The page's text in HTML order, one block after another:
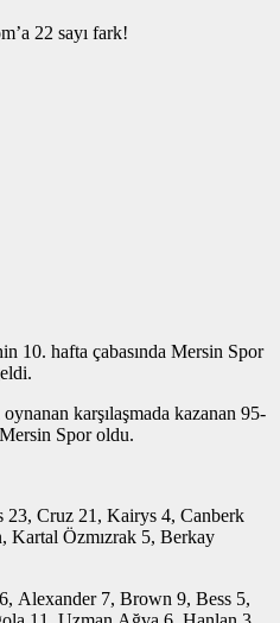
10. hafta çabasında Mersin Spor
karşılaşmada kazanan 95-
Spor oldu.
23, Cruz 21, Kairys 4, Canberk
Kartal Özmızrak 5, Berkay
Alexander 7, Brown 9, Bess 5,